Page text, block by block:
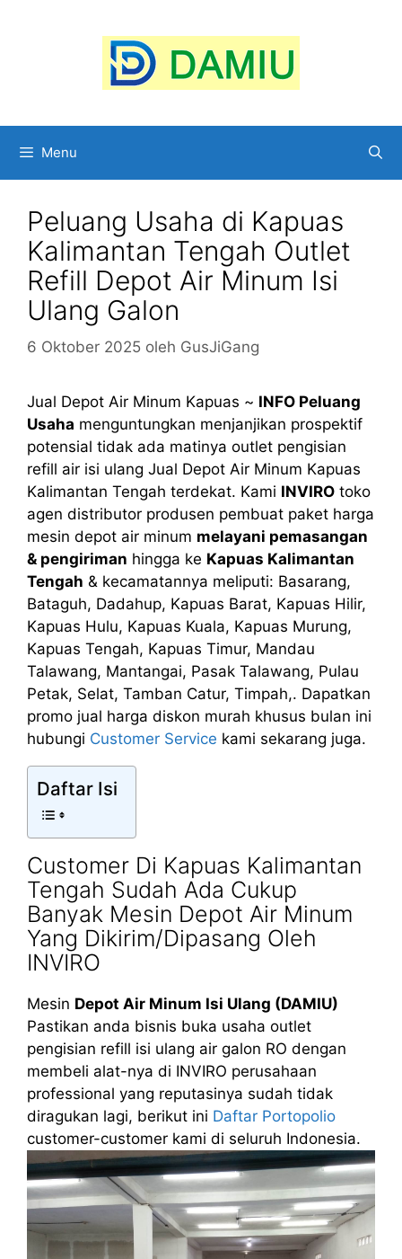
Menu
Peluang Usaha di Kapuas
Kalimantan Tengah Outlet
Refill Depot Air Minum Isi
Ulang Galon
6 Oktober 2025 oleh GusJiGang
Jual Depot Air Minum Kapuas ~ INFO Peluang
Usaha menguntungkan menjanjikan prospektif
potensial tidak ada matinya outlet pengisian
refill air isi ulang Jual Depot Air Minum Kapuas
Kalimantan Tengah terdekat. Kami INVIRO toko
agen distributor produsen pembuat paket harga
mesin depot air minum melayani pemasangan
& pengiriman hingga ke Kapuas Kalimantan
Tengah & kecamatannya meliputi: Basarang,
Bataguh, Dadahup, Kapuas Barat, Kapuas Hilir,
Kapuas Hulu, Kapuas Kuala, Kapuas Murung,
Kapuas Tengah, Kapuas Timur, Mandau
Talawang, Mantangai, Pasak Talawang, Pulau
Petak, Selat, Tamban Catur, Timpah,. Dapatkan
promo jual harga diskon murah khusus bulan ini
hubungi Customer Service kami sekarang juga.
Daftar Isi
Customer Di Kapuas Kalimantan
Tengah Sudah Ada Cukup
Banyak Mesin Depot Air Minum
Yang Dikirim/Dipasang Oleh
INVIRO
Mesin Depot Air Minum Isi Ulang (DAMIU)
Pastikan anda bisnis buka usaha outlet
pengisian refill isi ulang air galon RO dengan
membeli alat-nya di INVIRO perusahaan
professional yang reputasinya sudah tidak
diragukan lagi, berikut ini Daftar Portopolio
customer-customer kami di seluruh Indonesia.